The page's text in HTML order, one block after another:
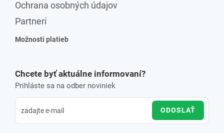
Ochrana osobných údajov
Partneri
Možnosti platieb
Chcete byť aktuálne informovaní?
Prihláste sa na odber noviniek
ODOSLAŤ